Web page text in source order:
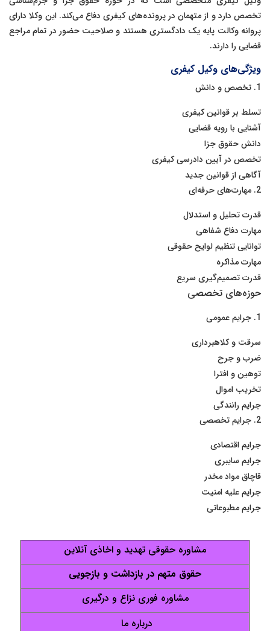
تخصص دارد و از متهمان در پرونده‌های کیفری دفاع می‌کند. این وکلا دارای
پروانه وکالت پایه یک دادگستری هستند و صلاحیت حضور در تمام مراجع
قضایی را دارند.
ویژگی‌های وکیل کیفری
1. تخصص و دانش
تسلط بر قوانین کیفری
آشنایی با رویه قضایی
دانش حقوق جزا
تخصص در آیین دادرسی کیفری
آگاهی از قوانین جدید
2. مهارت‌های حرفه‌ای
قدرت تحلیل و استدلال
مهارت دفاع شفاهی
توانایی تنظیم لوایح حقوقی
مهارت مذاکره
قدرت تصمیم‌گیری سریع
حوزه‌های تخصصی
1. جرایم عمومی
سرقت و کلاهبرداری
ضرب و جرح
توهین و افترا
تخریب اموال
جرایم رانندگی
2. جرایم تخصصی
جرایم اقتصادی
جرایم سایبری
قاچاق مواد مخدر
جرایم علیه امنیت
جرایم مطبوعاتی
مشاوره حقوقی تهدید و اخاذی آنلاین
حقوق متهم در بازداشت و بازجویی
مشاوره فوری نزاع و درگیری
درباره ما